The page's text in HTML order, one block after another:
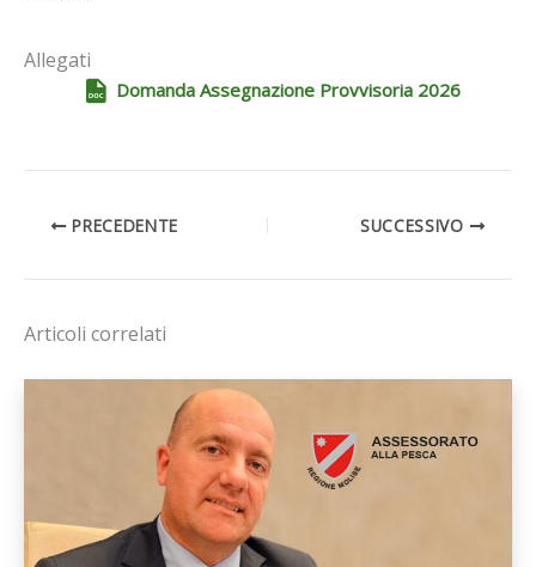
Allegati
Domanda Assegnazione Provvisoria 2026
PRECEDENTE SUCCESSIVO
Articoli correlati